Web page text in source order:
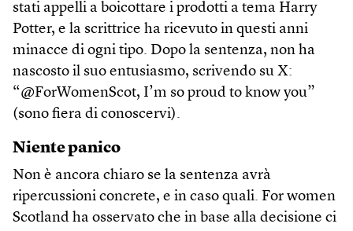
stati appelli a boicottare i prodotti a tema Harry
Potter, e la scrittrice ha ricevuto in questi anni
minacce di ogni tipo. Dopo la sentenza, non ha
nascosto il suo entusiasmo, scrivendo su X:
“@ForWomenScot, I’m so proud to know you”
(sono fiera di conoscervi).
Niente panico
Non è ancora chiaro se la sentenza avrà
ripercussioni concrete, e in caso quali. For women
Scotland ha osservato che in base alla decisione ci